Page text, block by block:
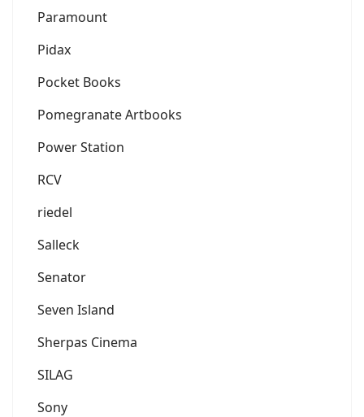
Paramount
Pidax
Pocket Books
Pomegranate Artbooks
Power Station
RCV
riedel
Salleck
Senator
Seven Island
Sherpas Cinema
SILAG
Sony